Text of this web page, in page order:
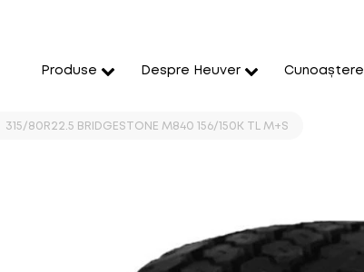
Produse Despre Heuver Cunoaștere
315/80R22.5 BRIDGESTONE M840 156/150K TL M+S